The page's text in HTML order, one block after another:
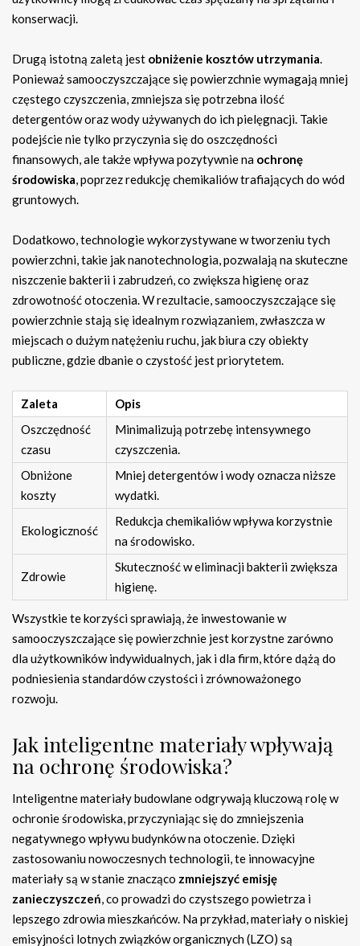
konserwacji.
Drugą istotną zaletą jest obniżenie kosztów utrzymania
Ponieważ samooczyszczające się powierzchnie wymagają mniej
częstego czyszczenia, zmniejsza się potrzebna ilość
detergentów oraz wody używanych do ich pielęgnacji. Takie
podejście nie tylko przyczynia się do oszczędności
finansowych, ale także wpływa pozytywnie na ochronę
środowiska , poprzez redukcję chemikaliów trafiających do wód
gruntowych.
Dodatkowo, technologie wykorzystywane w tworzeniu tych
powierzchni, takie jak nanotechnologia, pozwalają na skuteczne
niszczenie bakterii i zabrudzeń, co zwiększa higienę oraz
zdrowotność otoczenia. W rezultacie, samooczyszczające się
powierzchnie stają się idealnym rozwiązaniem, zwłaszcza w
miejscach o dużym natężeniu ruchu, jak biura czy obiekty
publiczne, gdzie dbanie o czystość jest priorytetem.
Zaleta
Opis
Oszczędność
czasu
Minimalizują potrzebę intensywnego
czyszczenia.
Obniżone
koszty
Mniej detergentów i wody oznacza niższe
wydatki.
Ekologiczność
Redukcja chemikaliów wpływa korzystnie
na środowisko.
Zdrowie
Skuteczność w eliminacji bakterii zwiększa
higienę.
Wszystkie te korzyści sprawiają, że inwestowanie w
samooczyszczające się powierzchnie jest korzystne zarówno
dla użytkowników indywidualnych, jak i dla firm, które dążą do
podniesienia standardów czystości i zrównoważonego
rozwoju.
Jak inteligentne materiały wpływają
na ochronę środowiska?
Inteligentne materiały budowlane odgrywają kluczową rolę w
ochronie środowiska, przyczyniając się do zmniejszenia
negatywnego wpływu budynków na otoczenie. Dzięki
zastosowaniu nowoczesnych technologii, te innowacyjne
materiały są w stanie znacząco zmniejszyć emisję
zanieczyszczeń , co prowadzi do czystszego powietrza i
lepszego zdrowia mieszkańców. Na przykład, materiały o niskiej
emisyjności lotnych związków organicznych (LZO) są